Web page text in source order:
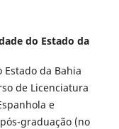
do Estado da
da Bahia
de Licenciatura
e
graduação (no